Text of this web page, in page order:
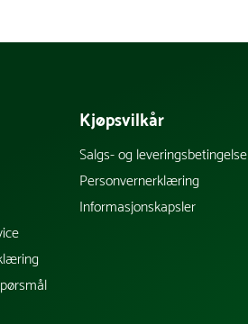
Kjøpsvilkår
Salgs- og
Personvernerklæring
Informasjonskapsler